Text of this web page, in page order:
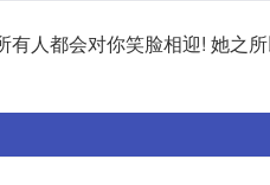
人都会对你笑脸相迎! 她之